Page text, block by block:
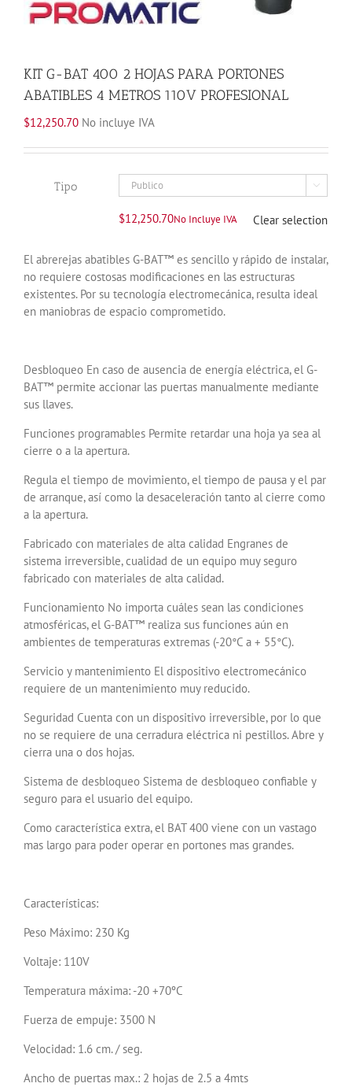
KIT G-BAT 400 2 HOJAS PARA PORTONES
ABATIBLES 4 METROS 110V PROFESIONAL
$12,250.70 No incluye IVA
Tipo 
$12,250.70No Incluye IVA Clear selection
El abrerejas abatibles G-BAT™ es sencillo y rápido de instalar,
no requiere costosas modificaciones en las estructuras
existentes. Por su tecnología electromecánica, resulta ideal
en maniobras de espacio comprometido.
Desbloqueo En caso de ausencia de energía eléctrica, el G-
BAT™ permite accionar las puertas manualmente mediante
sus llaves.
Funciones programables Permite retardar una hoja ya sea al
cierre o a la apertura.
Regula el tiempo de movimiento, el tiempo de pausa y el par
de arranque, así como la desaceleración tanto al cierre como
a la apertura.
Fabricado con materiales de alta calidad Engranes de
sistema irreversible, cualidad de un equipo muy seguro
fabricado con materiales de alta calidad.
Funcionamiento No importa cuáles sean las condiciones
atmosféricas, el G-BAT™ realiza sus funciones aún en
ambientes de temperaturas extremas (-20°C a + 55°C).
Servicio y mantenimiento El dispositivo electromecánico
requiere de un mantenimiento muy reducido.
Seguridad Cuenta con un dispositivo irreversible, por lo que
no se requiere de una cerradura eléctrica ni pestillos. Abre y
cierra una o dos hojas.
Sistema de desbloqueo Sistema de desbloqueo confiable y
seguro para el usuario del equipo.
Como característica extra, el BAT 400 viene con un vastago
mas largo para poder operar en portones mas grandes.
Características:
Peso Máximo: 230 Kg
Voltaje: 110V
Temperatura máxima: -20 +70ºC
Fuerza de empuje: 3500 N
Velocidad: 1.6 cm. / seg.
Ancho de puertas max.: 2 hojas de 2.5 a 4mts